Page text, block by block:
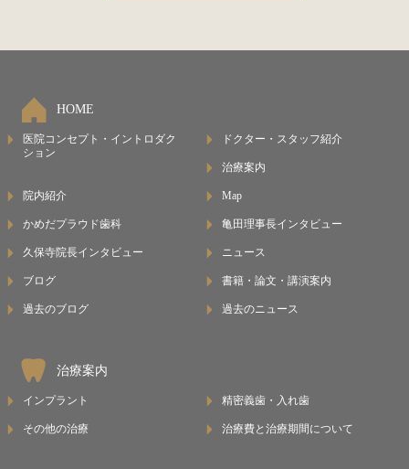
HOME
医院コンセプト・イントロダク
ション
ドクター・スタッフ紹介
治療案内
院内紹介 Map
かめだプラウド歯科 亀田理事長インタビュー
久保寺院長インタビュー ニュース
ブログ 書籍・論文・講演案内
過去のブログ 過去のニュース
治療案内
インプラント 精密義歯・入れ歯
その他の治療 治療費と治療期間について